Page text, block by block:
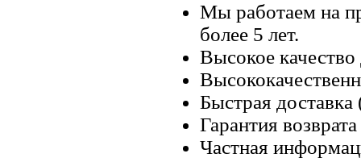
Мы работаем на
более 5 лет.
Высокое
Быстрая
Гарантия возврата
Частная